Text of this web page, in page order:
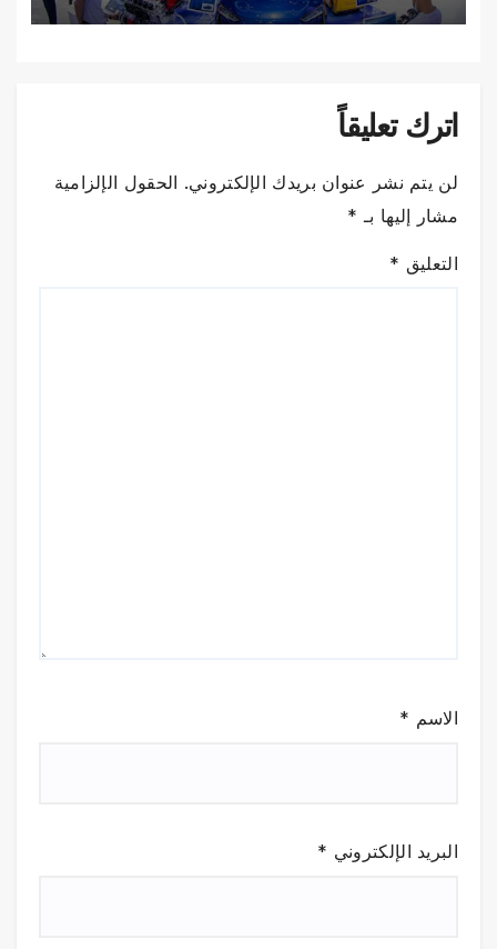
اترك تعليقاً
لن يتم نشر عنوان بريدك الإلكتروني. الحقول الإلزامية
مشار إليها بـ *
التعليق *
الاسم *
البريد الإلكتروني *